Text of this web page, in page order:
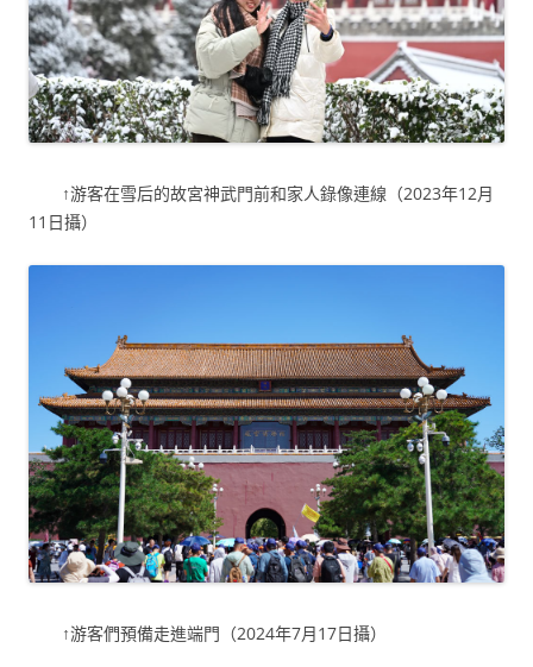
↑游客在雪后的故宮神武門前和家人錄像連線（2023年12月
11日攝）
↑游客們預備走進端門（2024年7月17日攝）